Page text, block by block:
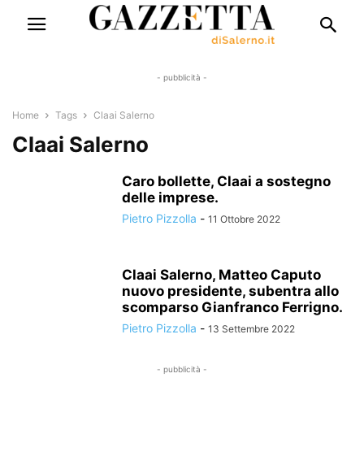
- pubblicità -
Home Tags Claai Salerno
Claai Salerno
Caro bollette, Claai a sostegno
delle imprese.
Pietro Pizzolla - 11 Ottobre 2022
Claai Salerno, Matteo Caputo
nuovo presidente, subentra allo
scomparso Gianfranco Ferrigno.
Pietro Pizzolla - 13 Settembre 2022
- pubblicità -